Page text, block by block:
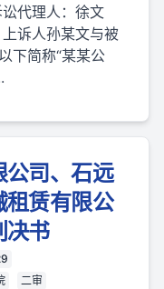
代理人：徐文
诉人孙某文与被
下简称“某某公
公司、石远
租赁有限公
决书
二审